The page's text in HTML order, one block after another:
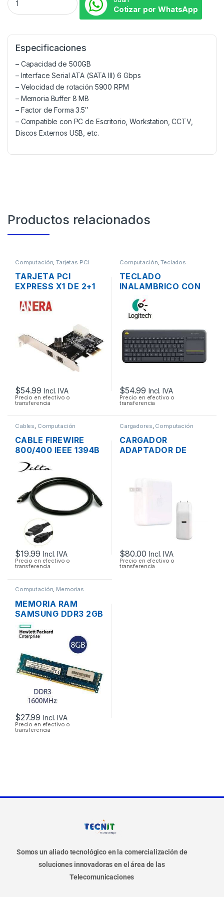
Cotizar por WhatsApp
Especificaciones
– Capacidad de 500GB
– Interface Serial ATA (SATA III) 6 Gbps
– Velocidad de rotación 5900 RPM
– Memoria Buffer 8 MB
– Factor de Forma 3.5″
– Compatible con PC de Escritorio, Workstation, CCTV,
Discos Externos USB, etc.
Productos relacionados
Computación,Tarjetas PCI
TARJETA PCI
EXPRESS X1 DE 2+1
IEEE-1394 PUERTO
$54.99 Incl. IVA
Precio en efectivo o
transferencia
Computación,Teclados
TECLADO
INALAMBRICO CON
TOUCHPAD
LOGITECH K400 EN
ESPAÑOL
COLOR NEGRO
MULTIMEDIA
$54.99 Incl. IVA
Precio en efectivo o
transferencia
Cables Computación
CABLE FIREWIRE
800/400 IEEE 1394B
9/6 PINES MACHO
DE 2 PIES 60CM
$19.99 Incl. IVA
Precio en efectivo o
transferencia
Cargadores Computación
CARGADOR
ADAPTADOR DE
TIPO-C 3.1 20.2V
4.3A 87W ORIGINAL
$80.00 Incl. IVA
Precio en efectivo o
transferencia
Computación, Memorias
MEMORIA RAM
SAMSUNG DDR3 2GB
PC3-12800 1600MHZ
PARA PC
$27.99 Incl. IVA
Precio en efectivo o
transferencia
Somos un aliado tecnológico en la comercialización de
soluciones innovadoras en el área de las
Telecomunicaciones